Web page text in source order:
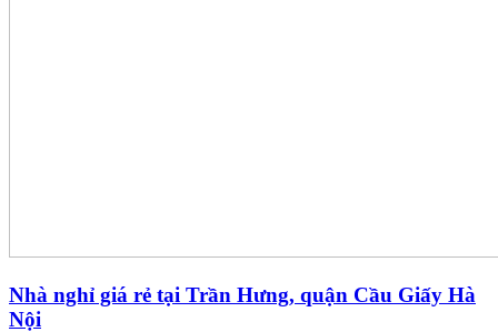
Nhà nghỉ giá rẻ tại Trần Hưng, quận Cầu Giấy Hà
Nội